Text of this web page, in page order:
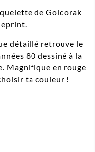
de Goldorak
détaillé retrouve le
80 dessiné à la
Magnifique en rouge
ta couleur !